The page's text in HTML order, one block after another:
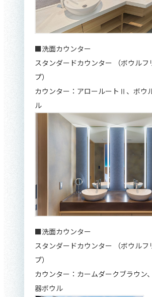
■洗面カウンター
スタンダードカウンター （ボウルフ
プ）
カウンター：アロールートⅡ、ボウ
ル
■洗面カウンター
スタンダードカウンター （ボウルフ
プ）
カウンター：カームダークブラウン
器ボウル